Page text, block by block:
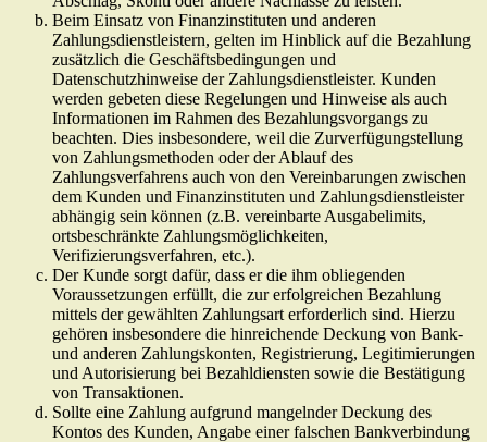
Beim Einsatz von Finanzinstituten und anderen
Zahlungsdienstleistern, gelten im Hinblick auf die Bezahlung
zusätzlich die Geschäftsbedingungen und
Datenschutzhinweise der Zahlungsdienstleister. Kunden
werden gebeten diese Regelungen und Hinweise als auch
Informationen im Rahmen des Bezahlungsvorgangs zu
beachten. Dies insbesondere, weil die Zurverfügungstellung
von Zahlungsmethoden oder der Ablauf des
Zahlungsverfahrens auch von den Vereinbarungen zwischen
dem Kunden und Finanzinstituten und Zahlungsdienstleister
abhängig sein können (z.B. vereinbarte Ausgabelimits,
ortsbeschränkte Zahlungsmöglichkeiten,
Verifizierungsverfahren, etc.).
Der Kunde sorgt dafür, dass er die ihm obliegenden
Voraussetzungen erfüllt, die zur erfolgreichen Bezahlung
mittels der gewählten Zahlungsart erforderlich sind. Hierzu
gehören insbesondere die hinreichende Deckung von Bank-
und anderen Zahlungskonten, Registrierung, Legitimierungen
und Autorisierung bei Bezahldiensten sowie die Bestätigung
von Transaktionen.
Sollte eine Zahlung aufgrund mangelnder Deckung des
Kontos des Kunden, Angabe einer falschen Bankverbindung